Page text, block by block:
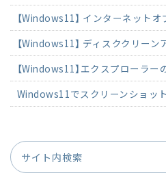
Windows11でスクリーンショッ